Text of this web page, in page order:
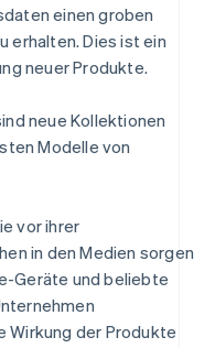
einen groben
erhalten. Dies ist ein
neuer Produkte.
neue Kollektionen
Modelle von
vor ihrer
in den Medien sorgen
Geräte und beliebte
Wirkung der Produkte